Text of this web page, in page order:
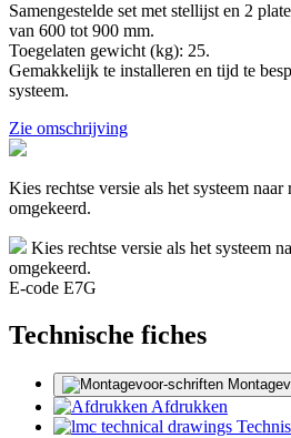
Samengestelde set met stellijst en 2
van 600 tot 900 mm.
Toegelaten gewicht (kg): 25.
Gemakkelijk te installeren en tijd te
systeem.
Zie omschrijving
Kies rechtse versie als het systeem naar
omgekeerd.
Kies rechtse versie als het systeem
omgekeerd.
E-code E7G
Technische fiches
Afdrukken